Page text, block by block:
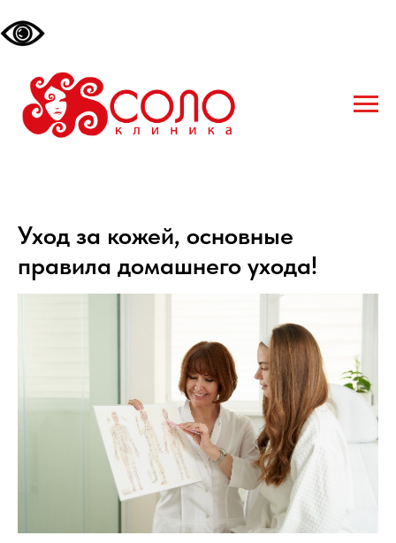
Уход за кожей, основные
правила домашнего ухода!